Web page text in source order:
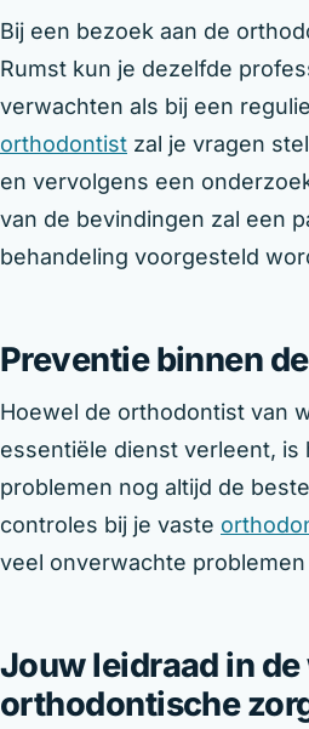
Bij een bezoek aan de
Rumst kun je dezelfde
verwachten als bij een
orthodontist zal je vragen
en vervolgens een
van de bevindingen zal een
behandeling voorgesteld
Preventie binnen
Hoewel de orthodontist van
essentiële dienst verleent, is
problemen nog altijd de
controles bij je vaste
veel onverwachte
Jouw leidraad in
orthodontische